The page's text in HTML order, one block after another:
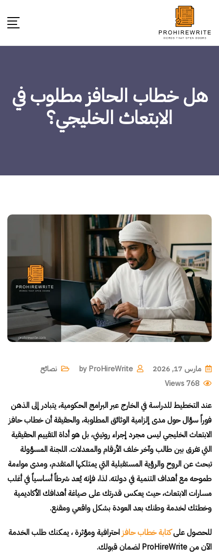
هل خطاب الحافز مطلوب في
الابتعاث الخليجي؟
مارس 17, 2026 byProHireWrite
نصائح
768
عند التخطيط للدراسة في الخارج عبر البرامج الحكومية، يتبادر إلى الذهن
فوراً سؤال حول مدى إلزامية الوثائق المطلوبة، والحقيقة أن خطاب حافز
الابتعاث الخليجي ليس مجرد إجراء روتيني، بل هو أداة التقييم الحقيقية
التي تفرق بين طالب وآخر خلف الأرقام والمعدلات. اللجنة المسؤولة
تبحث عن الروح والرؤية المستقبلية التي يمتلكها المتقدم، ومدى مواءمة
طموحه مع أهداف التنمية في دولته. لذا، فإنه يُعد شرطاً أساسياً في أغلب
مسارات الابتعاث، حيث يعكس قدرتك على صياغة أهدافك الأكاديمية
وخطتك لخدمة وطنك بعد العودة بشكل واقعي ومقنع.
للحصول علىكتابة خطاب حافز احترافية ومؤثرة ، يمكنك طلب الخدمة
الآن من ProHireWrite لضمان قبولك.